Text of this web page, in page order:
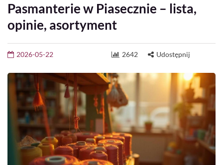
Pasmanterie w Piasecznie – lista,
opinie, asortyment
2026-05-22 2642 Udostępnij